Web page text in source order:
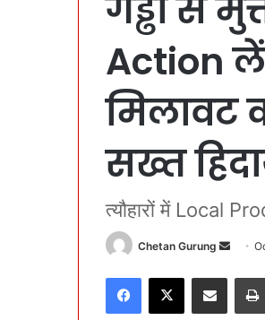
Action
मिलावट
सख्त
त्यौहारों में Local
Chetan Gurung
d